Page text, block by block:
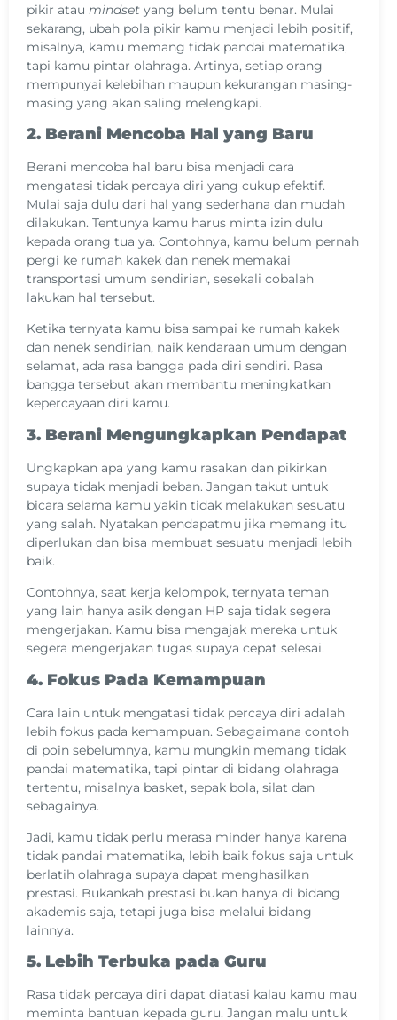
pikir atau mindset yang belum tentu benar. Mulai
sekarang, ubah pola pikir kamu menjadi lebih positif,
misalnya, kamu memang tidak pandai matematika,
tapi kamu pintar olahraga. Artinya, setiap orang
mempunyai kelebihan maupun kekurangan masing-
masing yang akan saling melengkapi.
2. Berani Mencoba Hal yang Baru
Berani mencoba hal baru bisa menjadi cara
mengatasi tidak percaya diri yang cukup efektif.
Mulai saja dulu dari hal yang sederhana dan mudah
dilakukan. Tentunya kamu harus minta izin dulu
kepada orang tua ya. Contohnya, kamu belum pernah
pergi ke rumah kakek dan nenek memakai
transportasi umum sendirian, sesekali cobalah
lakukan hal tersebut.
Ketika ternyata kamu bisa sampai ke rumah kakek
dan nenek sendirian, naik kendaraan umum dengan
selamat, ada rasa bangga pada diri sendiri. Rasa
bangga tersebut akan membantu meningkatkan
kepercayaan diri kamu.
3. Berani Mengungkapkan Pendapat
Ungkapkan apa yang kamu rasakan dan pikirkan
supaya tidak menjadi beban. Jangan takut untuk
bicara selama kamu yakin tidak melakukan sesuatu
yang salah. Nyatakan pendapatmu jika memang itu
diperlukan dan bisa membuat sesuatu menjadi lebih
baik.
Contohnya, saat kerja kelompok, ternyata teman
yang lain hanya asik dengan HP saja tidak segera
mengerjakan. Kamu bisa mengajak mereka untuk
segera mengerjakan tugas supaya cepat selesai.
4. Fokus Pada Kemampuan
Cara lain untuk mengatasi tidak percaya diri adalah
lebih fokus pada kemampuan. Sebagaimana contoh
di poin sebelumnya, kamu mungkin memang tidak
pandai matematika, tapi pintar di bidang olahraga
tertentu, misalnya basket, sepak bola, silat dan
sebagainya.
Jadi, kamu tidak perlu merasa minder hanya karena
tidak pandai matematika, lebih baik fokus saja untuk
berlatih olahraga supaya dapat menghasilkan
prestasi. Bukankah prestasi bukan hanya di bidang
akademis saja, tetapi juga bisa melalui bidang
lainnya.
5. Lebih Terbuka pada Guru
Rasa tidak percaya diri dapat diatasi kalau kamu mau
meminta bantuan kepada guru. Jangan malu untuk